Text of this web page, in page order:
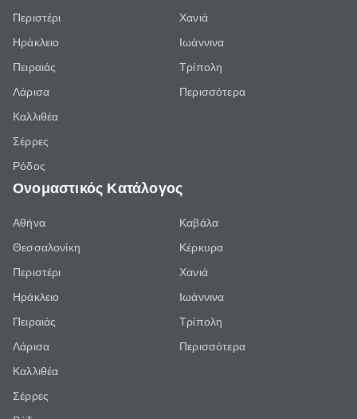
Περιστέρι
Ηράκλειο
Πειραιάς
Λάρισα
Καλλιθέα
Σέρρες
Ρόδος
Χανιά
Ιωάννινα
Τρίπολη
Περισσότερα
Ονομαστικός Κατάλογος
Αθήνα
Θεσσαλονίκη
Περιστέρι
Ηράκλειο
Πειραιάς
Λάρισα
Καλλιθέα
Σέρρες
Καβάλα
Κέρκυρα
Χανιά
Ιωάννινα
Τρίπολη
Περισσότερα